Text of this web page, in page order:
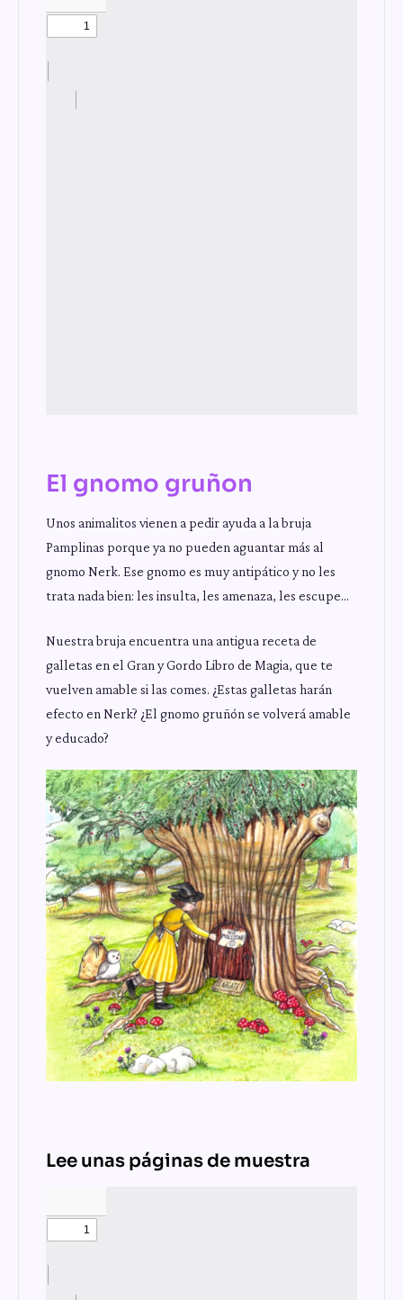
El gnomo gruñon
Unos animalitos vienen a pedir ayuda a la bruja
Pamplinas porque ya no pueden aguantar más al
gnomo Nerk. Ese gnomo es muy antipático y no les
trata nada bien: les insulta, les amenaza, les escupe…
Nuestra bruja encuentra una antigua receta de
galletas en el Gran y Gordo Libro de Magia, que te
vuelven amable si las comes. ¿Estas galletas harán
efecto en Nerk? ¿El gnomo gruñón se volverá amable
y educado?
Lee unas páginas de muestra